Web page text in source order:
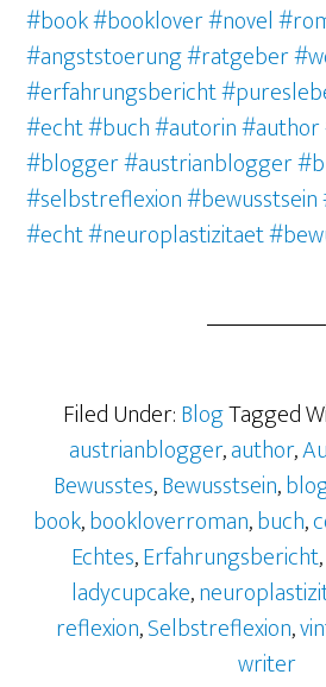
#book#booklover#novel
#angststoerung #ratgeber
#erfahrungsbericht
#echt#buch#autorin#author
#blogger#austrianblogger
#selbstreflexion#bewusstsein
#echt#neuroplastizitaet
Filed Under:BlogTagged
austrianblogger,author,
Bewusstes,Bewusstsein,
book,bookloverroman,buch,
Echtes,Erfahrungsbericht,
ladycupcake,
reflexion,Selbstreflexion,
writer